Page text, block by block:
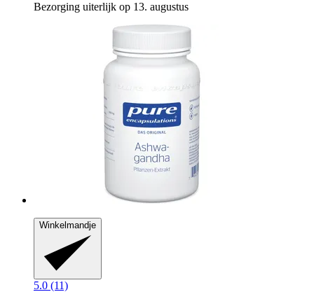
Bezorging uiterlijk op 13. augustus
Winkelmandje
5.0 (11)